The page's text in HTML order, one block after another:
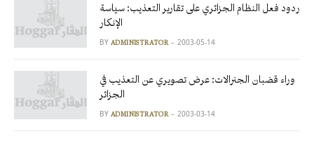
ردود فعل النظام الجزائري على تقارير التعذيب: سياسة
الإنكار
BY ADMINISTRATOR 2003-05-14
وراء قضبان الجنرالات: عرض تصويري عن التعذيب في
الجزائر
BY ADMINISTRATOR 2003-03-14